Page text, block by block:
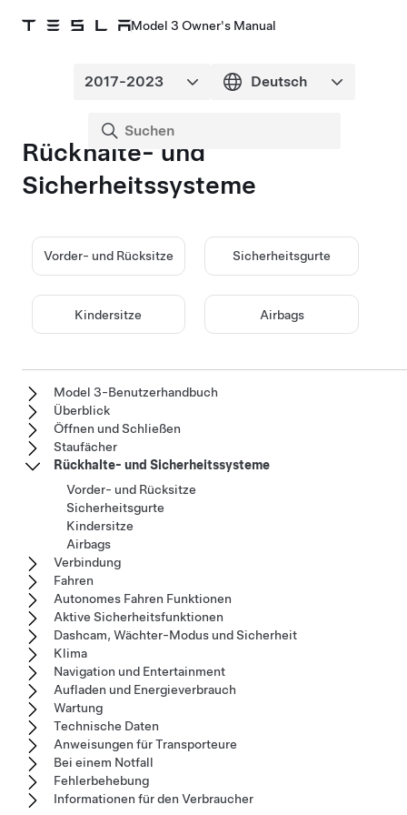
Model 3 Owner's Manual
Rückhalte- und
Sicherheitssysteme
Vorder- und Rücksitze Sicherheitsgurte
Kindersitze Airbags
Model 3-Benutzerhandbuch
Überblick
Öffnen und Schließen
Staufächer
Rückhalte- und Sicherheitssysteme
Vorder- und Rücksitze
Sicherheitsgurte
Kindersitze
Airbags
Verbindung
Fahren
Autonomes Fahren Funktionen
Aktive Sicherheitsfunktionen
Dashcam, Wächter-Modus und Sicherheit
Klima
Navigation und Entertainment
Aufladen und Energieverbrauch
Wartung
Technische Daten
Anweisungen für Transporteure
Bei einem Notfall
Fehlerbehebung
Informationen für den Verbraucher